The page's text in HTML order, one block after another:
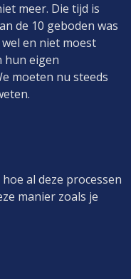
meer. Die tijd is
de 10 geboden was
en niet moest
hun eigen
moeten nu steeds
al deze processen
manier zoals je